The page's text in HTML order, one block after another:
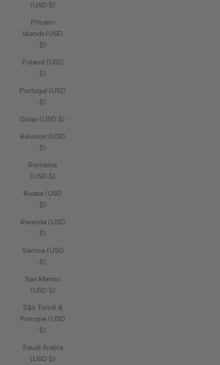
(USD $)
Pitcairn
Islands (USD
$)
Poland (USD
$)
Portugal (USD
$)
Qatar (USD $)
Réunion (USD
$)
Romania
(USD $)
Russia (USD
$)
Rwanda (USD
$)
Samoa (USD
$)
San Marino
(USD $)
São Tomé &
Príncipe (USD
$)
Saudi Arabia
(USD $)